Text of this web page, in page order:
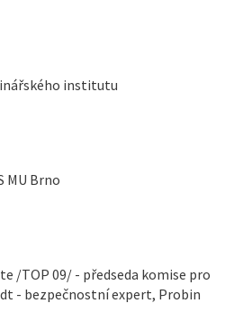
institutu
MU Brno
/TOP 09/ - předseda komise pro
- bezpečnostní expert, Probin